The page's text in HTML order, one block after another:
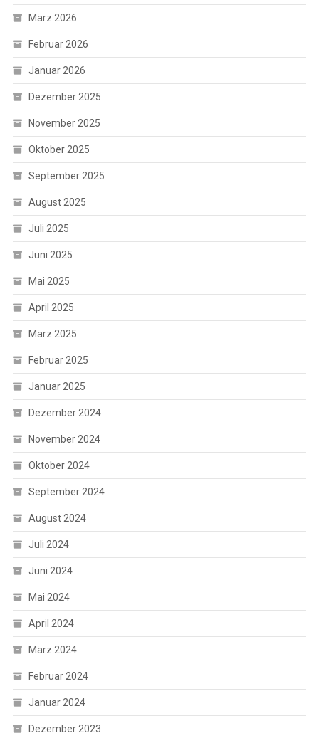
März 2026
Februar 2026
Januar 2026
Dezember 2025
November 2025
Oktober 2025
September 2025
August 2025
Juli 2025
Juni 2025
Mai 2025
April 2025
März 2025
Februar 2025
Januar 2025
Dezember 2024
November 2024
Oktober 2024
September 2024
August 2024
Juli 2024
Juni 2024
Mai 2024
April 2024
März 2024
Februar 2024
Januar 2024
Dezember 2023